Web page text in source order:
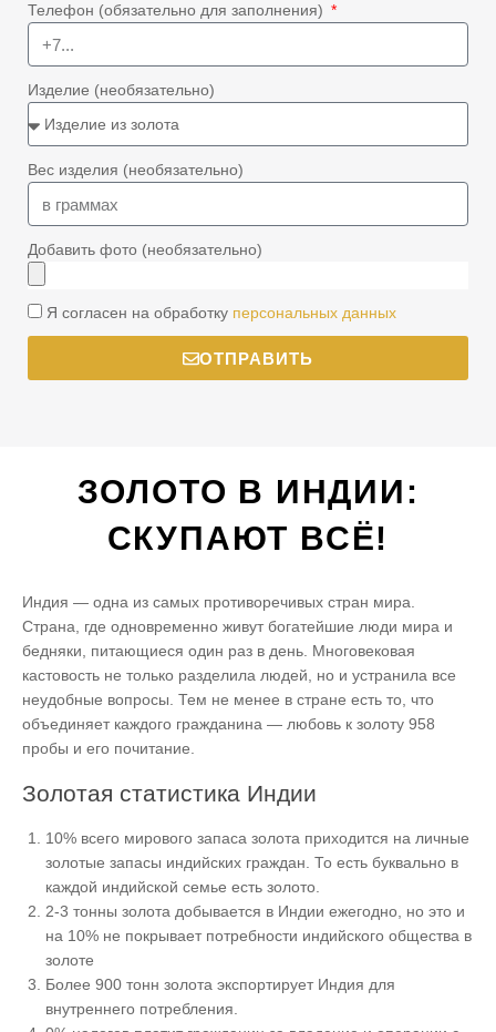
Телефон (обязательно для заполнения)
Изделие (необязательно)
Вес изделия (необязательно)
Добавить фото (необязательно)
Я согласен на обработку персональных данных
ОТПРАВИТЬ
ЗОЛОТО В ИНДИИ:
СКУПАЮТ ВСЁ!
Индия — одна из самых противоречивых стран мира.
Страна, где одновременно живут богатейшие люди мира и
бедняки, питающиеся один раз в день. Многовековая
кастовость не только разделила людей, но и устранила все
неудобные вопросы. Тем не менее в стране есть то, что
объединяет каждого гражданина — любовь к золоту 958
пробы и его почитание.
Золотая статистика Индии
10% всего мирового запаса золота приходится на личные
золотые запасы индийских граждан. То есть буквально в
каждой индийской семье есть золото.
2-3 тонны золота добывается в Индии ежегодно, но это и
на 10% не покрывает потребности индийского общества в
золоте
Более 900 тонн золота экспортирует Индия для
внутреннего потребления.